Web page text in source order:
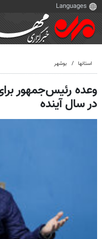
استانها بوشهر
وعده رئیس‌جمهور
در سال آینده